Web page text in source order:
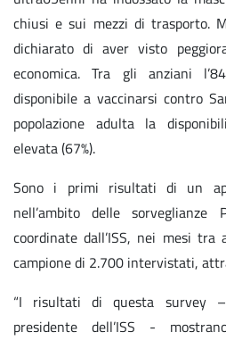
chiusi e sui mezzi di trasporto.
dichiarato di aver visto
economica. Tra gli anziani
disponibile a vaccinarsi contro
popolazione adulta la
elevata (67%).
Sono i primi risultati di un
nell’ambito delle sorveglianze
coordinate dall’ISS, nei mesi
campione di 2.700 intervistati,
“I risultati di questa survey
presidente dell’ISS -